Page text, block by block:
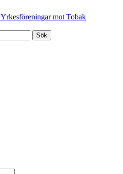
Yrkesföreningar mot Tobak